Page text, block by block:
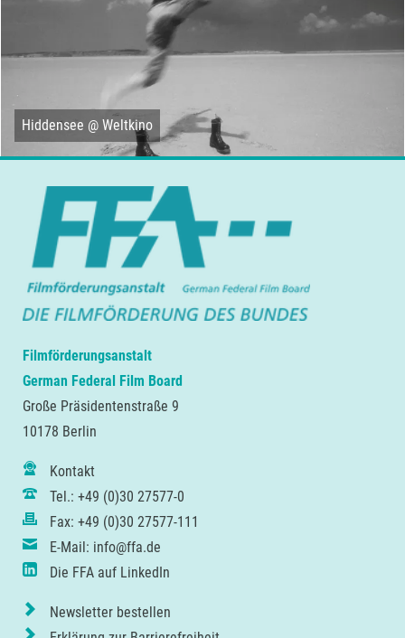
Hiddensee @ Weltkino
Filmförderungsanstalt
German Federal Film Board
Große Präsidentenstraße 9
10178 Berlin
Kontakt
Tel.: +49 (0)30 27577-0
Fax: +49 (0)30 27577-111
E-Mail: info@ffa.de
Die FFA auf LinkedIn
Newsletter bestellen